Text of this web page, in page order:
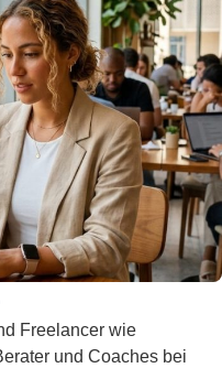
Freelancer wie
und Coaches bei